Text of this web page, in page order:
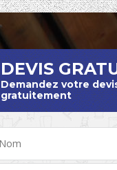
DEVIS
Demandez votre
gratuitement